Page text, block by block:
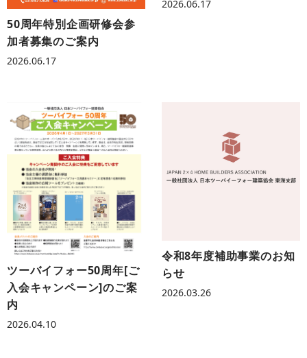
50周年特別企画研修会参
加者募集のご案内
2026.06.17
2026.06.17
ツーバイフォー50周年[ご
入会キャンペーン]のご案
内
2026.04.10
令和8年度補助事業のお知
らせ
2026.03.26